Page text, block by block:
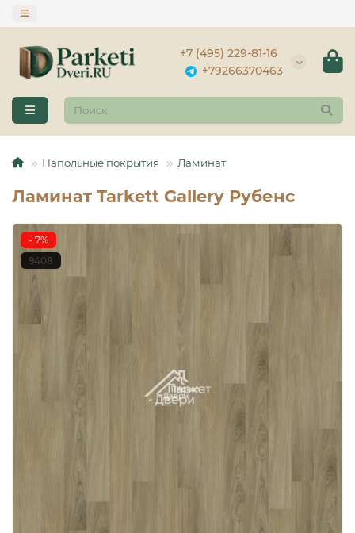
+7 (495) 229-81-16
+79266370463
Напольные покрытия Ламинат
Ламинат Tarkett Gallery Рубенс
- 7%
9408